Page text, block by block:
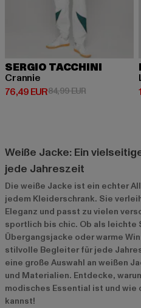
SERGIO TACCHINI
Crannie
76,49 EUR
Derzeitiger Preis: 76,49 EUR
84,99 EURAktionspreis:
Weiße Jacke: Ein
jede Jahreszeit
Die weiße Jacke ist ein echter
jedem Kleiderschrank. Sie
Eleganz und passt zu vielen
sportlich bis chic. Ob als leichte
Übergangsjacke oder warme
stilvolle Begleiter für jede
eine große Auswahl an weißen
und Materialien. Entdecke,
modisches Essential ist und
kannst!